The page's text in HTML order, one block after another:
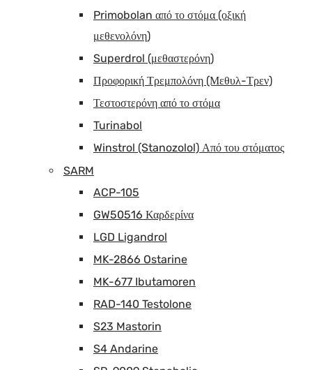
Primobolan από το στόμα (οξική
μεθενολόνη)
Superdrol (μεθαστερόνη)
Προφορική Τρεμπολόνη (Μεθυλ-Τρεν)
Τεστοστερόνη από το στόμα
Turinabol
Winstrol (Stanozolol) Από του στόματος
SARM
ACP-105
GW50516 Καρδερίνα
LGD Ligandrol
MK-2866 Ostarine
MK-677 Ibutamoren
RAD-140 Testolone
S23 Mastorin
S4 Andarine